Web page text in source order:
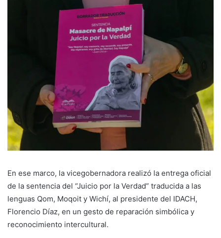
En ese marco, la vicegobernadora realizó la entrega oficial
de la sentencia del “Juicio por la Verdad” traducida a las
lenguas Qom, Moqoit y Wichí, al presidente del IDACH,
Florencio Díaz, en un gesto de reparación simbólica y
reconocimiento intercultural.